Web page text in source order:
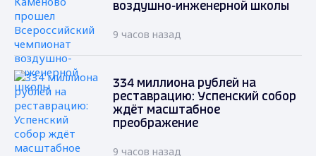
воздушно-инженерной школы
9 часов назад
334 миллиона рублей на
реставрацию: Успенский собор
ждёт масштабное
преображение
9 часов назад